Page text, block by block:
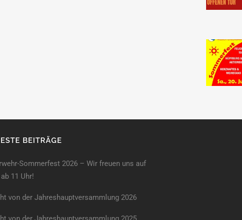
BEITRÄGE
Sommerfest 2026 – Wir freuen uns auf
11 Uhr!
von der Jahreshauptversammlung 2026